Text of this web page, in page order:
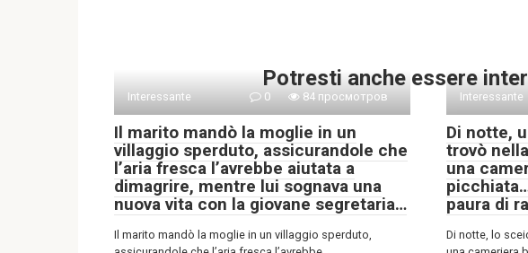
Potresti anche essere
Interessante 0 84 просмотров
Il marito mandò la moglie in un
villaggio sperduto, assicurandole che
l’aria fresca l’avrebbe aiutata a
dimagrire, mentre lui sognava una
nuova vita con la giovane segretaria…
Il marito mandò la moglie in un villaggio sperduto,
Interessante
Di notte,
trovò
una
paura di
Di notte, lo